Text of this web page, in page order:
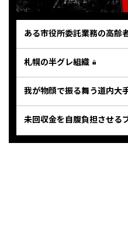
ある市役所委託業務の高齢
札幌の半グレ組織
我が物顔で振る舞う道内大
未回収金を自腹負担させる